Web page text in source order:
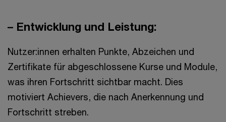
– Entwicklung und Leistung:
Nutzer:innen erhalten Punkte, Abzeichen und
Zertifikate für abgeschlossene Kurse und Module,
was ihren Fortschritt sichtbar macht. Dies
motiviert Achievers, die nach Anerkennung und
Fortschritt streben.